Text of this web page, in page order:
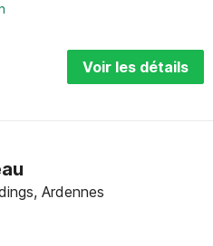
Voir les détails
Ardennes